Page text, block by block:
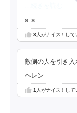
s_s
3人がナイス！して
敵側の人を引き
ヘレン
1 人がナイス！して